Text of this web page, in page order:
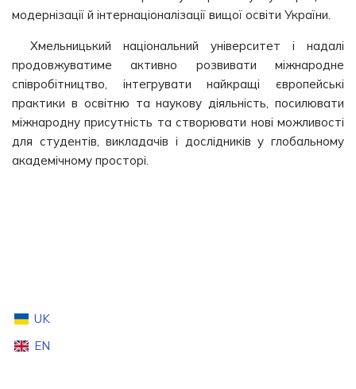
модернізації й інтернаціоналізації вищої освіти України.
Хмельницький національний університет і надалі
продовжуватиме активно розвивати міжнародне
співробітництво, інтегрувати найкращі європейські
практики в освітню та наукову діяльність, посилювати
міжнародну присутність та створювати нові можливості
для студентів, викладачів і дослідників у глобальному
академічному просторі.
UK
EN